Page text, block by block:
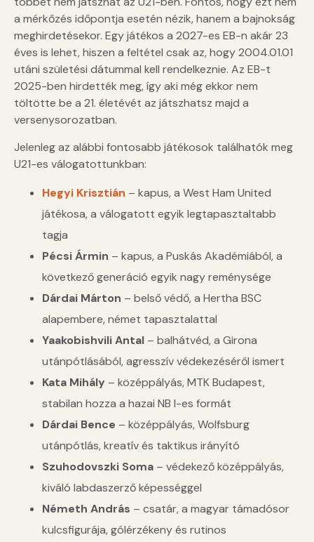
a mérkőzés időpontja esetén nézik, hanem a bajnokság
meghirdetésekor. Egy játékos a 2027-es EB-n akár 23
éves is lehet, hiszen a feltétel csak az, hogy 2004.01.01
utáni születési dátummal kell rendelkeznie. Az EB-t
2025-ben hirdették meg, így aki még ekkor nem
töltötte be a 21. életévét az játszhatsz majd a
versenysorozatban.
Jelenleg az alábbi fontosabb játékosok találhatók meg
U21-es válogatottunkban:
Hegyi Krisztián – kapus, a West Ham United
játékosa, a válogatott egyik legtapasztaltabb
tagja
Pécsi Ármin – kapus, a Puskás Akadémiából, a
következő generáció egyik nagy reménysége
Dárdai Márton – belső védő, a Hertha BSC
alapembere, német tapasztalattal
Yaakobishvili Antal – balhátvéd, a Girona
utánpótlásából, agresszív védekezéséről ismert
Kata Mihály – középpályás, MTK Budapest,
stabilan hozza a hazai NB I-es formát
Dárdai Bence – középpályás, Wolfsburg
utánpótlás, kreatív és taktikus irányító
Szuhodovszki Soma – védekező középpályás,
kiváló labdaszerző képességgel
Németh András – csatár, a magyar támadósor
kulcsfigurája, gólérzékeny és rutinos